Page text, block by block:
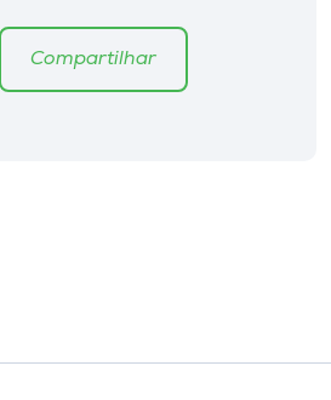
Compartilhar